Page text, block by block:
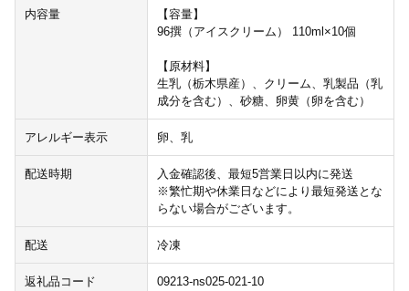
内容量
【容量】
96撰（アイスクリーム） 110ml×10個
【原材料】
生乳（栃木県産）、クリーム、乳製品（乳
成分を含む）、砂糖、卵黄（卵を含む）
アレルギー表示 卵、乳
配送時期
入金確認後、最短5営業日以内に発送
※繁忙期や休業日などにより最短発送とな
らない場合がございます。
配送 冷凍
返礼品コード 09213-ns025-021-10